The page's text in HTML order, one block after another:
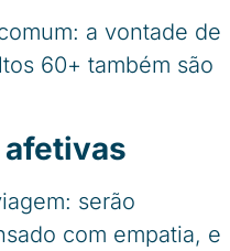
a vontade de
60+ também são
serão
com empatia, e